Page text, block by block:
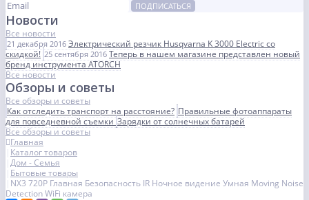
ПОДПИСАТЬСЯ
Новости
Все новости
21 декабря 2016 Электрический резчик Husqvarna K 3000 Electric со
скидкой! 25 сентября 2016 Теперь в нашем магазине представлен новый
бренд инструмента ATORCH
Все новости
Обзоры и советы
Все обзоры и советы
Как отследить транспорт на расстояние? Правильные фотоаппараты
для повседневной съемкиЗарядки от солнечных батарей
Все обзоры и советы
Главная
Каталог товаров
Дом - Семья
Бытовые товары
NX3 720P Главная Безопасность IR Ночное видение Умная Moving Noise
Detection WiFi камера